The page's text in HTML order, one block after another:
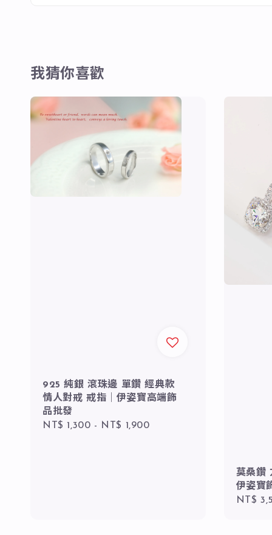
我猜你喜歡
925 純銀 滾珠邊 單鑽 經典款
情人對戒 戒指｜伊姿寶高端飾
品批發
Regular
NT$ 1,300 - NT$ 1,900
莫桑鑽
伊姿寶
NT$